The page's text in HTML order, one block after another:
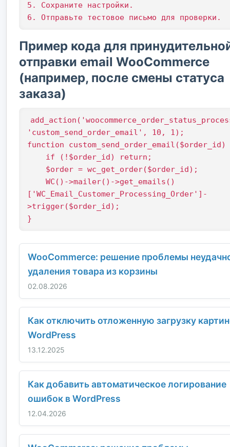
5. Сохраните настройки.
Пример кода для
отправки email WooCommerce
(например, после смены статуса
заказа)
'custom_send_order_email', 10, 1);
function
['WC_Email_Customer_Processing_Order']-
>trigger($order_id);
}
WooCommerce: решение проблемы
удаления товара из корзины
02.08.2026
Как отключить отложенную загрузку
WordPress
13.12.2025
Как добавить автоматическое логирование
ошибок в WordPress
12.04.2026